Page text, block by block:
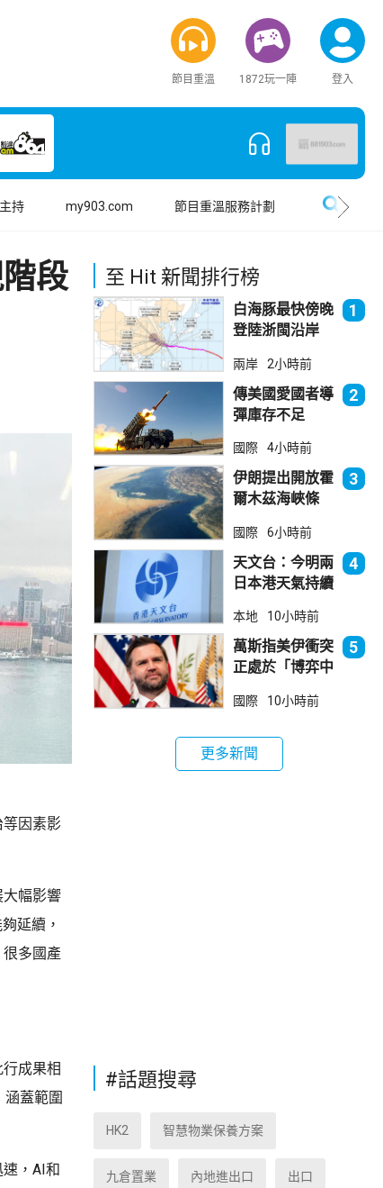
節目重溫 1872玩一陣 登入
持 my903.com 節目重溫服務計劃
段
因素影
幅影響
延續，
多國產
成果相
蓋範圍
，AI和
至 Hit 新聞排行榜
白海豚最快傍晚
登陸浙閩沿岸
廿萬人
1
兩岸 2小時前
傳美國愛國者導
彈庫存不足
長促加快生產武
器
2
國際 4小時前
伊朗提出開放霍
爾木茲海峽條
賠償等
3
國際 6小時前
天文台：今明兩
日本港天氣持續
4
本地 10小時前
萬斯指美伊衝突
正處於「博弈中
5
國際 10小時前
更多新聞
#話題搜尋
HK2 智慧物業保養方案
九倉置業 內地進出口 出口